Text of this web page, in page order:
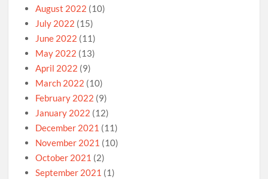
August 2022 (10)
July 2022 (15)
June 2022 (11)
May 2022 (13)
April 2022 (9)
March 2022 (10)
February 2022 (9)
January 2022 (12)
December 2021 (11)
November 2021 (10)
October 2021 (2)
September 2021 (1)